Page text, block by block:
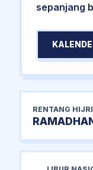
sepanjang
RENTANG